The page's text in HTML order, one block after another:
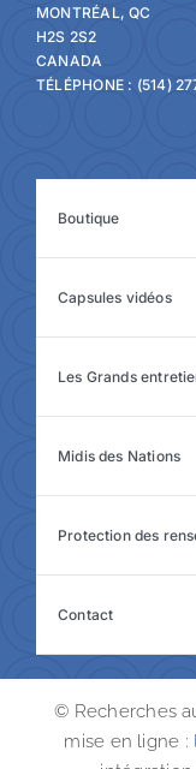
MONTRÉAL, QC
H2S 2S2
CANADA
TÉLÉPHONE : (514)
Boutique
Capsules vidéos
Les Grands
Midis des Nations
Protection des
Contact
© Recherches
mise en ligne :